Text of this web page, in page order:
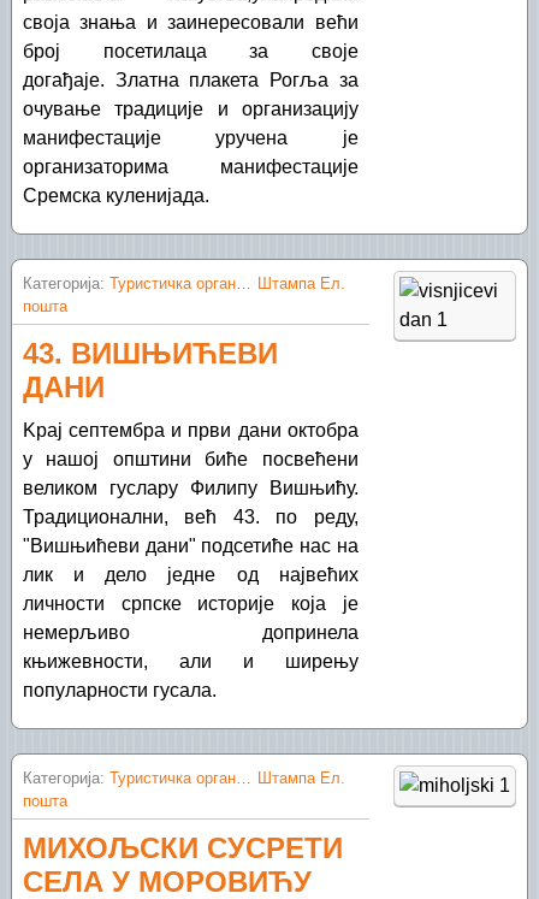
своја знања и заинересовали већи
број посетилаца за своје
догађаје. Златна плакета Рогља за
очување традиције и организацију
манифестације уручена је
организаторима манифестације
Сремска куленијада.
Категорија: Туристичка организација Шид Штампа Ел.
пошта
43. ВИШЊИЋЕВИ
ДАНИ
Kрај септембра и први дани октобра
у нашој општини биће посвећени
великом гуслару Филипу Вишњићу.
Традиционални, већ 43. по реду,
"Вишњићеви дани" подсетиће нас на
лик и дело једне од највећих
личности српске историје која је
немерљиво допринела
књижевности, али и ширењу
популарности гусала.
Категорија: Туристичка организација Шид Штампа Ел.
пошта
МИХОЉСКИ СУСРЕТИ
СЕЛА У МОРОВИЋУ